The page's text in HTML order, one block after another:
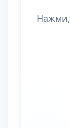
Нажми,